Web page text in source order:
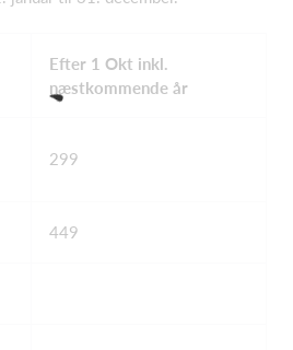
Efter 1 Okt inkl.
næstkommende år
299
449